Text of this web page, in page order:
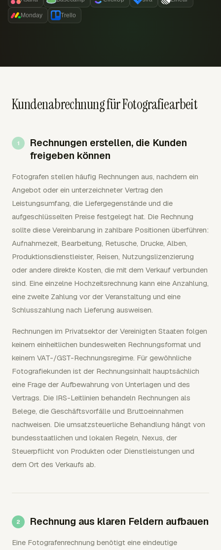
Monday Trello
Kundenabrechnung für Fotografiearbeit
Rechnungen erstellen, die Kunden
freigeben können
Fotografen stellen häufig Rechnungen aus, nachdem ein
Angebot oder ein unterzeichneter Vertrag den
Leistungsumfang, die Liefergegenstände und die
aufgeschlüsselten Preise festgelegt hat. Die Rechnung
sollte diese Vereinbarung in zahlbare Positionen überführen:
Aufnahmezeit, Bearbeitung, Retusche, Drucke, Alben,
Produktionsdienstleister, Reisen, Nutzungslizenzierung
oder andere direkte Kosten, die mit dem Verkauf verbunden
sind. Eine einzelne Hochzeitsrechnung kann eine Anzahlung,
eine zweite Zahlung vor der Veranstaltung und eine
Schlusszahlung nach Lieferung ausweisen.
Rechnungen im Privatsektor der Vereinigten Staaten folgen
keinem einheitlichen bundesweiten Rechnungsformat und
keinem VAT-/GST-Rechnungsregime. Für gewöhnliche
Fotografiekunden ist der Rechnungsinhalt hauptsächlich
eine Frage der Aufbewahrung von Unterlagen und des
Vertrags. Die IRS-Leitlinien behandeln Rechnungen als
Belege, die Geschäftsvorfälle und Bruttoeinnahmen
nachweisen. Die umsatzsteuerliche Behandlung hängt von
bundesstaatlichen und lokalen Regeln, Nexus, der
Steuerpflicht von Produkten oder Dienstleistungen und
dem Ort des Verkaufs ab.
Rechnung aus klaren Feldern aufbauen
Eine Fotografenrechnung benötigt eine eindeutige